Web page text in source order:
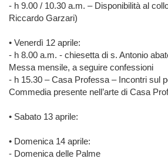
- h 9.00 / 10.30 a.m. – Disponibilità al
Riccardo Garzari)
• Venerdì 12 aprile:
- h 8.00 a.m. - chiesetta di s. Antonio
Messa mensile, a seguire confessioni
- h 15.30 – Casa Professa – Incontri sul
Commedia presente nell’arte di Casa
• Sabato 13 aprile:
• Domenica 14 aprile:
- Domenica delle Palme